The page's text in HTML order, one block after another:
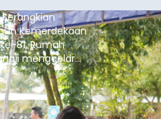
Serangkian
Kemerdekaan
81, Rumah
menggelar
gratis, Rabu